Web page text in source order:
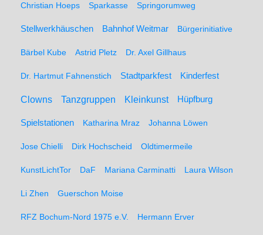
Christian Hoeps Sparkasse Springorumweg
Stellwerkhäuschen Bahnhof Weitmar Bürgerinitiative
Bärbel Kube Astrid Pletz Dr. Axel Gillhaus
Dr. Hartmut Fahnenstich Stadtparkfest Kinderfest
Clowns Tanzgruppen Kleinkunst Hüpfburg
Spielstationen Katharina Mraz Johanna Löwen
Jose Chielli Dirk Hochscheid Oldtimermeile
KunstLichtTor DaF Mariana Carminatti Laura Wilson
Li Zhen Guerschon Moise
RFZ Bochum-Nord 1975 e.V. Hermann Erver